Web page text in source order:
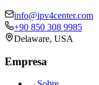
info@ipv4center.com
+90 850 308 9985
Delaware, USA
Empresa